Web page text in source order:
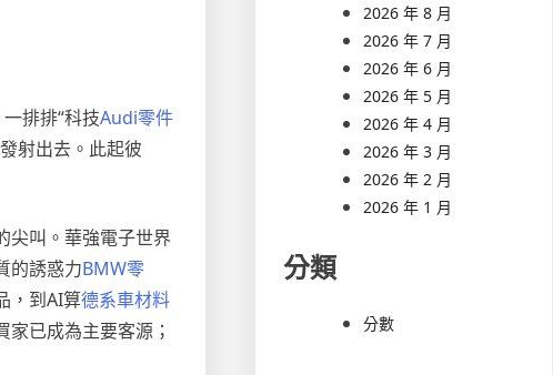
排排“科技Audi零件
射出去。此起彼
尖叫。華強電子世界
的誘惑力BMW零
，到AI算德系車材料
已成為主要客源；
2026 年 8 月
2026 年 7 月
2026 年 6 月
2026 年 5 月
2026 年 4 月
2026 年 3 月
2026 年 2 月
2026 年 1 月
分類
分數